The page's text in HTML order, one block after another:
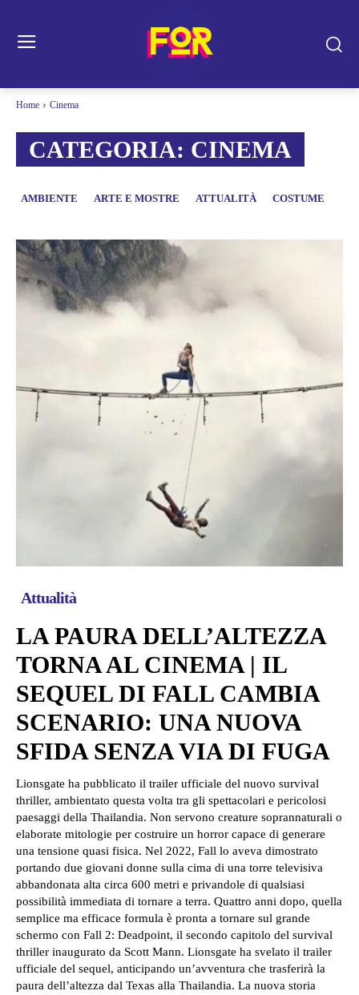
Home Cinema
CATEGORIA: CINEMA
AMBIENTE ARTE E MOSTRE ATTUALITÀ COSTUME
Attualità
LA PAURA DELL’ALTEZZA
TORNA AL CINEMA | IL
SEQUEL DI FALL CAMBIA
SCENARIO: UNA NUOVA
SFIDA SENZA VIA DI FUGA
Lionsgate ha pubblicato il trailer ufficiale del nuovo survival
thriller, ambientato questa volta tra gli spettacolari e pericolosi
paesaggi della Thailandia. Non servono creature soprannaturali o
elaborate mitologie per costruire un horror capace di generare
una tensione quasi fisica. Nel 2022, Fall lo aveva dimostrato
portando due giovani donne sulla cima di una torre televisiva
abbandonata alta circa 600 metri e privandole di qualsiasi
possibilità immediata di tornare a terra. Quattro anni dopo, quella
semplice ma efficace formula è pronta a tornare sul grande
schermo con Fall 2: Deadpoint, il secondo capitolo del survival
thriller inaugurato da Scott Mann. Lionsgate ha svelato il trailer
ufficiale del sequel, anticipando un’avventura che trasferirà la
paura dell’altezza dal Texas alla Thailandia. La nuova storia